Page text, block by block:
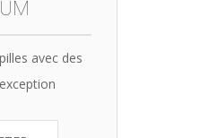
avec des